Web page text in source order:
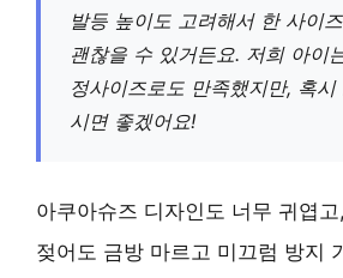
발등 높이도 고려해서 한 사이
괜찮을 수 있거든요. 저희 아이
정사이즈로도 만족했지만, 혹
시면 좋겠어요!
아쿠아슈즈 디자인도 너무 귀엽
젖어도 금방 마르고 미끄럼 방지